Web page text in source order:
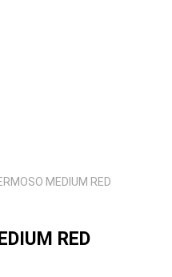
MEDIUM RED
RED